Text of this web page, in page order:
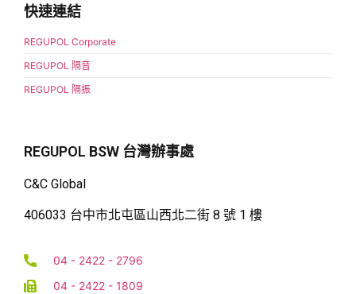
快速連結
REGUPOL Corporate
REGUPOL 隔音
REGUPOL 隔振
REGUPOL BSW 台灣辦事處
C&C Global
406033 台中市北屯區山西北二街 8 號 1 樓
04 - 2422 - 2796
04 - 2422 - 1809